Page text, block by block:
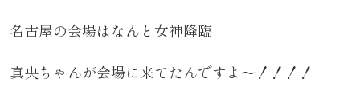
名古屋の会場はなんと女神降臨
真央ちゃんが会場に来てたんですよ～！！！！